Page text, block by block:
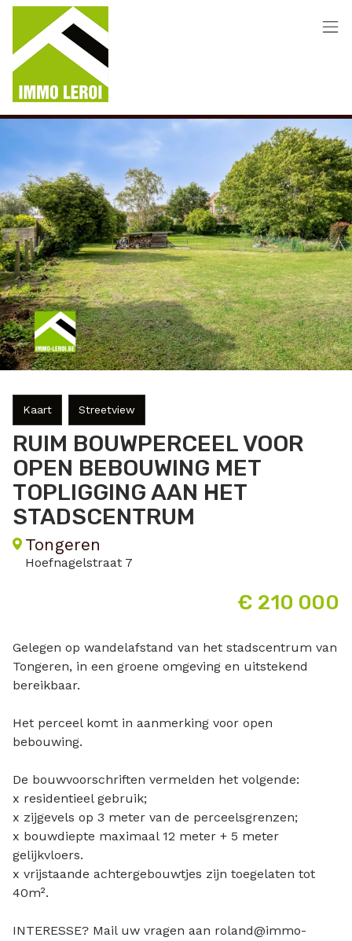
Menu overslaan en naar de inhoud gaan
RUIM BOUWPERCEEL VOOR
OPEN BEBOUWING MET
TOPLIGGING AAN HET
STADSCENTRUM
Tongeren
Hoefnagelstraat 7
€ 210 000
Kaart Streetview
Gelegen op wandelafstand van het stadscentrum van
Tongeren, in een groene omgeving en uitstekend
bereikbaar.
Het perceel komt in aanmerking voor open
bebouwing.
De bouwvoorschriften vermelden het volgende:
x residentieel gebruik;
x zijgevels op 3 meter van de perceelsgrenzen;
x bouwdiepte maximaal 12 meter + 5 meter
gelijkvloers.
x vrijstaande achtergebouwtjes zijn toegelaten tot
40m².
INTERESSE? Mail uw vragen aan roland@immo-